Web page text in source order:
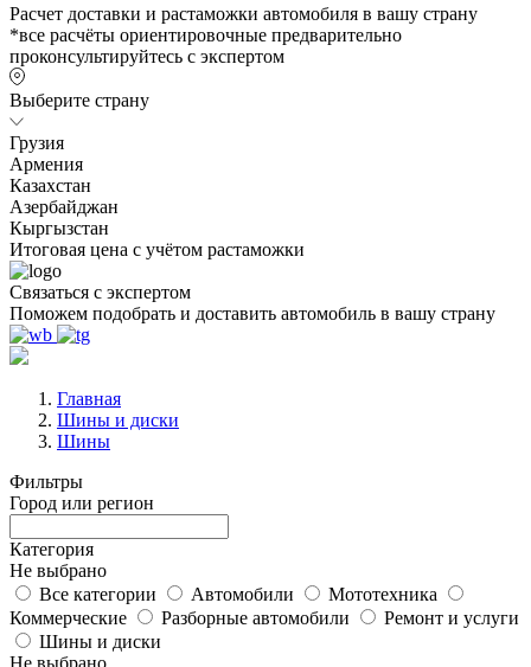
Расчет доставки и растаможки автомобиля в вашу страну
*все расчёты ориентировочные предварительно
проконсультируйтесь с экспертом
Выберите страну
Грузия
Армения
Казахстан
Азербайджан
Кыргызстан
Итоговая цена с учётом растаможки
Связаться с экспертом
Поможем подобрать и доставить автомобиль в вашу страну
Главная
Шины и диски
Шины
Фильтры
Город или регион
Категория
Не выбрано
Все категории
Автомобили
Мототехника
Коммерческие
Разборные автомобили
Ремонт и услуги
Шины и диски